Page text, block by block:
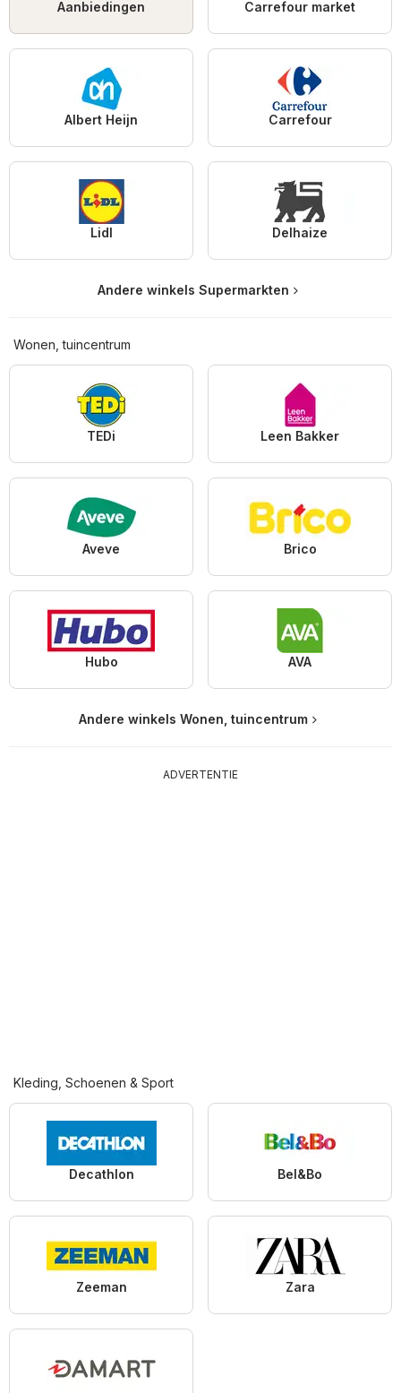
Aanbiedingen Carrefour market
Albert Heijn Carrefour
Lidl Delhaize
Andere winkels Supermarkten
Wonen, tuincentrum
TEDi Leen Bakker
Aveve Brico
Hubo AVA
Andere winkels Wonen, tuincentrum
ADVERTENTIE
Kleding, Schoenen & Sport
Decathlon Bel&Bo
Zeeman Zara